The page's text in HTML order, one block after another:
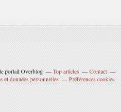
portail Overblog Top articles
Contact
et données personnelles Préférences cookies